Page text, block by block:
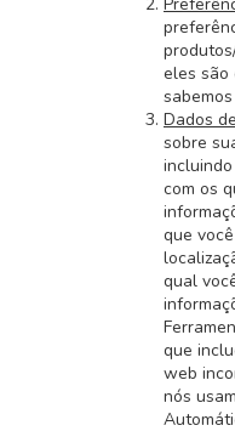
eles são
Dados
sobre
com os
que
qual
que
web
nós